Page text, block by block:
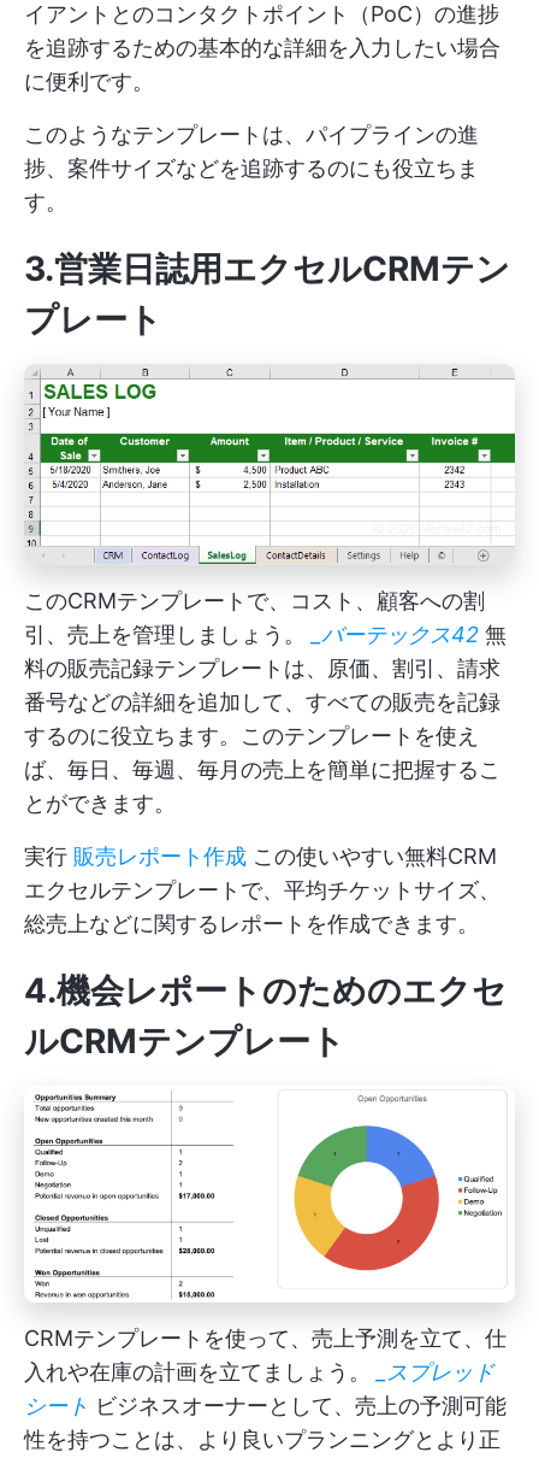
イアントとのコンタクトポイント（PoC）の進捗
を追跡するための基本的な詳細を入力したい場合
に便利です。
このようなテンプレートは、パイプラインの進
捗、案件サイズなどを追跡するのにも役立ちま
す。
3.営業日誌用エクセルCRMテン
プレート
このCRMテンプレートで、コスト、顧客への割
引、売上を管理しましょう。
_バーテックス42 無
料の販売記録テンプレートは、原価、割引、請求
番号などの詳細を追加して、すべての販売を記録
するのに役立ちます。このテンプレートを使え
ば、毎日、毎週、毎月の売上を簡単に把握するこ
とができます。
実行 販売レポート作成 この使いやすい無料CRM
エクセルテンプレートで、平均チケットサイズ、
総売上などに関するレポートを作成できます。
4.機会レポートのためのエクセ
ルCRMテンプレート
CRMテンプレートを使って、売上予測を立て、仕
入れや在庫の計画を立てましょう。
_スプレッド
シート ビジネスオーナーとして、売上の予測可能
性を持つことは、より良いプランニングとより正